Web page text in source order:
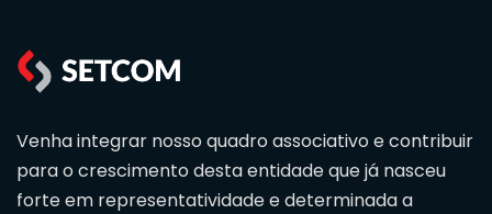
Venha integrar nosso quadro associativo e contribuir
para o crescimento desta entidade que já nasceu
forte em representatividade e determinada a